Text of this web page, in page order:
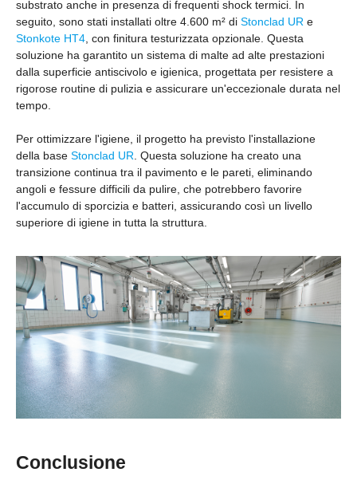
substrato anche in presenza di frequenti shock termici. In
seguito, sono stati installati oltre 4.600 m² di Stonclad UR e
Stonkote HT4, con finitura testurizzata opzionale. Questa
soluzione ha garantito un sistema di malte ad alte prestazioni
dalla superficie antiscivolo e igienica, progettata per resistere a
rigorose routine di pulizia e assicurare un'eccezionale durata nel
tempo.
Per ottimizzare l'igiene, il progetto ha previsto l'installazione
della base Stonclad UR. Questa soluzione ha creato una
transizione continua tra il pavimento e le pareti, eliminando
angoli e fessure difficili da pulire, che potrebbero favorire
l'accumulo di sporcizia e batteri, assicurando così un livello
superiore di igiene in tutta la struttura.
Conclusione